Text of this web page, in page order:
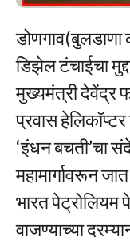
डिझेल टंचाईचा
मुख्यमंत्री देवेंद्र
प्रवास
‘इंधन बचती’चा
महामार्गावरून
भारत पेट्रोलियम
वाजण्याच्या